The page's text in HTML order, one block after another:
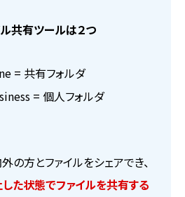
共有ツールは２つ
= 共有フォルダ
= 個人フォルダ
の方とファイルをシェアでき、
た状態でファイルを共有する